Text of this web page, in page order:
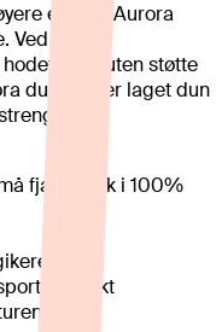
er den. Aurora
å fylle
gir puten støtte
dunpute er laget dun
fjær, trekk i 100%
fukt